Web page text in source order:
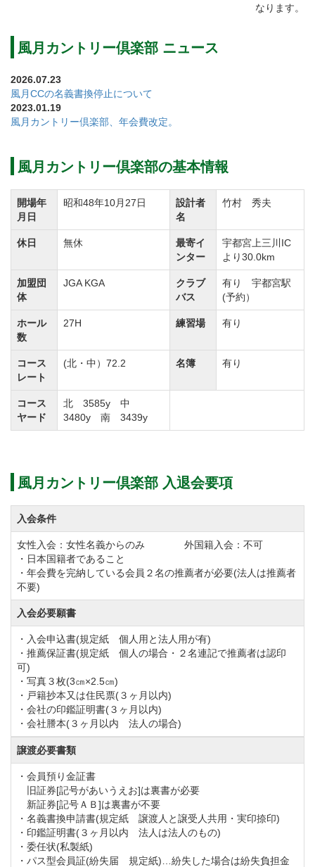
なります。
風月カントリー倶楽部 ニュース
2026.07.23
風月CCの名義書換停止について
2023.01.19
風月カントリー倶楽部、年会費改定。
風月カントリー倶楽部の基本情報
開場年
月日
昭和48年10月27日
設計者
名
竹村 秀夫
休日 無休
最寄イ
ンター
宇都宮上三川IC
より30.0km
加盟団
体
JGA KGA
クラブ
バス
有り 宇都宮駅
(予約）
ホール
数
27H 練習場 有り
コース
レート
(北・中）72.2 名簿 有り
コース
ヤード
北 3585y 中
3480y 南 3439y
風月カントリー倶楽部 入退会要項
入会条件
女性入会：女性名義からのみ 外国籍入会：不可
・日本国籍者であること
・年会費を完納している会員２名の推薦者が必要(法人は推薦者
不要)
入会必要願書
・入会申込書(規定紙 個人用と法人用が有)
・推薦保証書(規定紙 個人の場合・２名連記で推薦者は認印
可)
・写真３枚(3㎝×2.5㎝)
・戸籍抄本又は住民票(３ヶ月以内)
・会社の印鑑証明書(３ヶ月以内)
・会社謄本(３ヶ月以内 法人の場合)
譲渡必要書類
・会員預り金証書
旧証券[記号があいうえお]は裏書が必要
新証券[記号ＡＢ]は裏書が不要
・名義書換申請書(規定紙 譲渡人と譲受人共用・実印捺印)
・印鑑証明書(３ヶ月以内 法人は法人のもの)
・委任状(私製紙)
・パス型会員証(紛失届 規定紙)…紛失した場合は紛失負担金